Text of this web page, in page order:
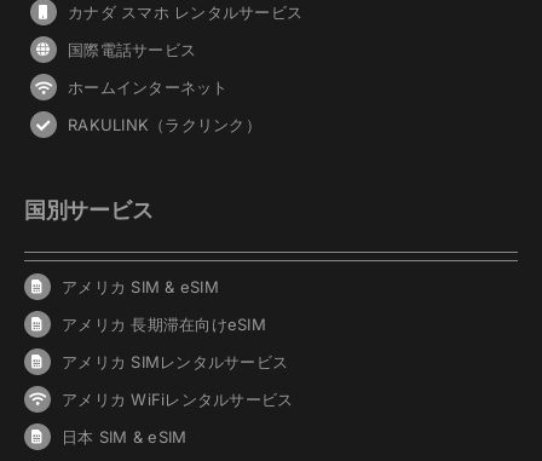
カナダ スマホ レンタルサービス
国際電話サービス
ホームインターネット
RAKULINK（ラクリンク）
国別サービス
アメリカ SIM & eSIM
アメリカ 長期滞在向けeSIM
アメリカ SIMレンタルサービス
アメリカ WiFiレンタルサービス
日本 SIM & eSIM